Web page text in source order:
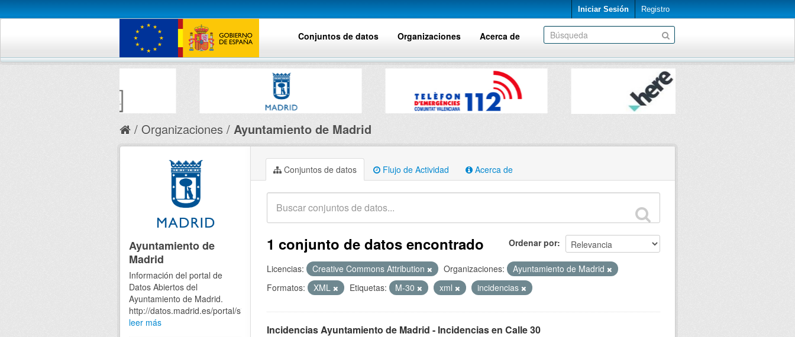
Iniciar Sesión Registro
Conjuntos de datos Organizaciones Acerca de
Organizaciones Ayuntamiento de Madrid
Conjuntos de datos Flujo de Actividad Acerca de
Ordenar por
1 conjunto de datos encontrado
Licencias: Creative Commons Attribution Organizaciones:
Ayuntamiento de Madrid
Formatos:
XML Etiquetas: M-30 xml incidencias
Incidencias Ayuntamiento de Madrid - Incidencias en Calle 30
Ayuntamiento de
Madrid
Información del portal de
Datos Abiertos del
Ayuntamiento de Madrid.
http://datos.madrid.es/portal/site/egob
leer más